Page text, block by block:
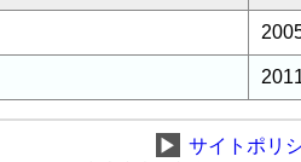
▶ サイトポリ